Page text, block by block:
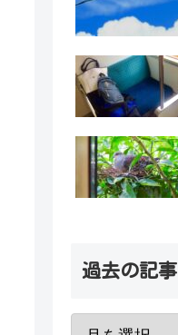
過去の記事